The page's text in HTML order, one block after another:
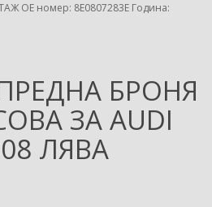
ОЕ номер: 8E0807283E Година:
БРОНЯ
ЗА AUDI
ЛЯВА